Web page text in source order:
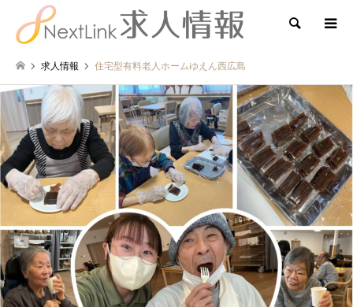
検索
求人情報 住宅型有料老人ホームゆえん西広島